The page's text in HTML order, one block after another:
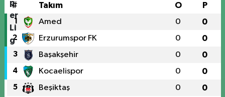
# Takım O P
1 Amed 0 0
2 Erzurumspor FK 0 0
3 Başakşehir 0 0
4 Kocaelispor 0 0
5 Beşiktaş 0 0